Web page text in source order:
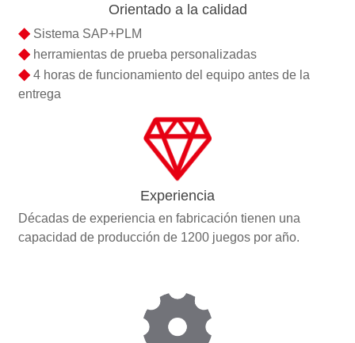
Orientado a la calidad
◆Sistema SAP+PLM
◆herramientas de prueba personalizadas
◆4 horas de funcionamiento del equipo antes de la
entrega
Experiencia
Décadas de experiencia en fabricación tienen una
capacidad de producción de 1200 juegos por año.